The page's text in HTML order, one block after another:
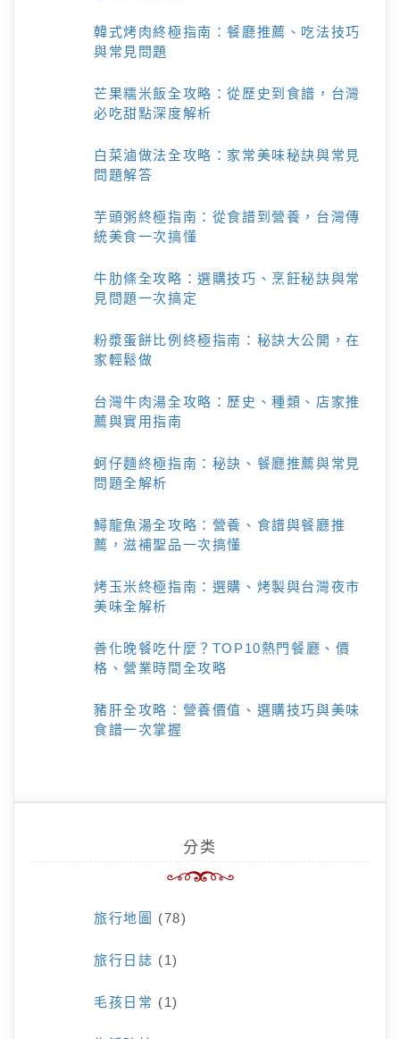
韓式烤肉終極指南：餐廳推薦、吃法技巧
與常見問題
芒果糯米飯全攻略：從歷史到食譜，台灣
必吃甜點深度解析
白菜滷做法全攻略：家常美味秘訣與常見
問題解答
芋頭粥終極指南：從食譜到營養，台灣傳
統美食一次搞懂
牛肋條全攻略：選購技巧、烹飪秘訣與常
見問題一次搞定
粉漿蛋餅比例終極指南：秘訣大公開，在
家輕鬆做
台灣牛肉湯全攻略：歷史、種類、店家推
薦與實用指南
蚵仔麵終極指南：秘訣、餐廳推薦與常見
問題全解析
鱘龍魚湯全攻略：營養、食譜與餐廳推
薦，滋補聖品一次搞懂
烤玉米終極指南：選購、烤製與台灣夜市
美味全解析
善化晚餐吃什麼？TOP10熱門餐廳、價
格、營業時間全攻略
豬肝全攻略：營養價值、選購技巧與美味
食譜一次掌握
分类
旅行地圖 (78)
旅行日誌 (1)
毛孩日常 (1)